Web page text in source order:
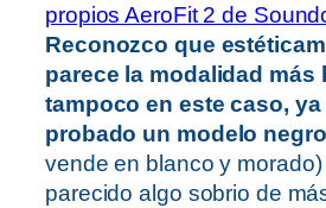
propios AeroFit 2 de
Reconozco que
parece la modalidad más
tampoco en este caso, ya
probado un modelo negro
vende en blanco y
parecido algo sobrio de